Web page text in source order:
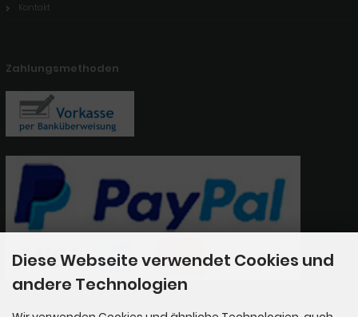
Kontakt
Zahlungsmethoden
Diese Webseite verwendet Cookies und
andere Technologien